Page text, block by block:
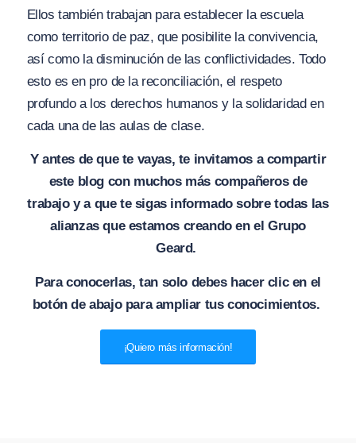
Ellos también trabajan para establecer la escuela
como territorio de paz, que posibilite la convivencia,
así como la disminución de las conflictividades. Todo
esto es en pro de la reconciliación, el respeto
profundo a los derechos humanos y la solidaridad en
cada una de las aulas de clase.
Y antes de que te vayas, te invitamos a compartir
este blog con muchos más compañeros de
trabajo y a que te sigas informado sobre todas las
alianzas que estamos creando en el Grupo
Geard.
Para conocerlas, tan solo debes hacer clic en el
botón de abajo para ampliar tus conocimientos.
¡Quiero más información!